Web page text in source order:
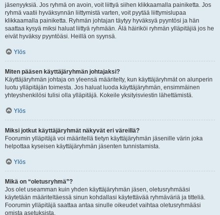
jäsenyyksiä. Jos ryhmä on avoin, voit liittyä siihen klikkaamalla painiketta. Jos
ryhmä vaatii hyväksynnän liittymistä varten, voit pyytää liittymislupaa
klikkaamalla painiketta. Ryhmän johtajan täytyy hyväksyä pyyntösi ja hän
saattaa kysyä miksi haluat liittyä ryhmään. Älä häiriköi ryhmän ylläpitäjiä jos he
eivät hyväksy pyyntöäsi. Heillä on syynsä.
Ylös
Miten pääsen käyttäjäryhmän johtajaksi?
Käyttäjäryhmän johtaja on yleensä määritelty, kun käyttäjäryhmät on alunperin
luotu ylläpitäjän toimesta. Jos haluat luoda käyttäjäryhmän, ensimmäinen
yhteyshenkilösi tulisi olla ylläpitäjä. Kokeile yksityisviestin lähettämistä.
Ylös
Miksi jotkut käyttäjäryhmät näkyvät eri väreillä?
Foorumin ylläpitäjä voi määritellä tietyn käyttäjäryhmän jäsenille värin joka
helpottaa kyseisen käyttäjäryhmän jäsenten tunnistamista.
Ylös
Mikä on “oletusryhmä”?
Jos olet useamman kuin yhden käyttäjäryhmän jäsen, oletusryhmääsi
käytetään määriteltäessä sinun kohdallasi käytettävää ryhmäväriä ja titteliä.
Foorumin ylläpitäjä saattaa antaa sinulle oikeudet vaihtaa oletusryhmääsi
omista asetuksista.